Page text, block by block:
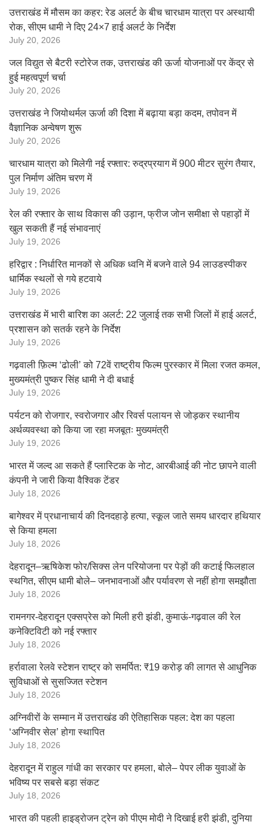
उत्तराखंड में मौसम का कहर: रेड अलर्ट के बीच चारधाम यात्रा पर अस्थायी
रोक, सीएम धामी ने दिए 24×7 हाई अलर्ट के निर्देश
July 20, 2026
जल विद्युत से बैटरी स्टोरेज तक, उत्तराखंड की ऊर्जा योजनाओं पर केंद्र से
हुई महत्वपूर्ण चर्चा
July 20, 2026
उत्तराखंड ने जियोथर्मल ऊर्जा की दिशा में बढ़ाया बड़ा कदम, तपोवन में
वैज्ञानिक अन्वेषण शुरू
July 20, 2026
चारधाम यात्रा को मिलेगी नई रफ्तार: रुद्रप्रयाग में 900 मीटर सुरंग तैयार,
पुल निर्माण अंतिम चरण में
July 19, 2026
रेल की रफ्तार के साथ विकास की उड़ान, फ्रीज जोन समीक्षा से पहाड़ों में
खुल सकती हैं नई संभावनाएं
July 19, 2026
हरिद्वार : निर्धारित मानकों से अधिक ध्वनि में बजने वाले 94 लाउडस्पीकर
धार्मिक स्थलों से गये हटवाये
July 19, 2026
उत्तराखंड में भारी बारिश का अलर्ट: 22 जुलाई तक सभी जिलों में हाई अलर्ट,
प्रशासन को सतर्क रहने के निर्देश
July 19, 2026
गढ़वाली फ़िल्म ‘ढोली’ को 72वें राष्ट्रीय फिल्म पुरस्कार में मिला रजत कमल,
मुख्यमंत्री पुष्कर सिंह धामी ने दी बधाई
July 19, 2026
पर्यटन को रोजगार, स्वरोजगार और रिवर्स पलायन से जोड़कर स्थानीय
अर्थव्यवस्था को किया जा रहा मजबूतः मुख्यमंत्री
July 19, 2026
भारत में जल्द आ सकते हैं प्लास्टिक के नोट, आरबीआई की नोट छापने वाली
कंपनी ने जारी किया वैश्विक टेंडर
July 18, 2026
बागेश्वर में प्रधानाचार्य की दिनदहाड़े हत्या, स्कूल जाते समय धारदार हथियार
से किया हमला
July 18, 2026
देहरादून–ऋषिकेश फोर/सिक्स लेन परियोजना पर पेड़ों की कटाई फिलहाल
स्थगित, सीएम धामी बोले– जनभावनाओं और पर्यावरण से नहीं होगा समझौता
July 18, 2026
रामनगर-देहरादून एक्सप्रेस को मिली हरी झंडी, कुमाऊं-गढ़वाल की रेल
कनेक्टिविटी को नई रफ्तार
July 18, 2026
हर्रावाला रेलवे स्टेशन राष्ट्र को समर्पित: ₹19 करोड़ की लागत से आधुनिक
सुविधाओं से सुसज्जित स्टेशन
July 18, 2026
अग्निवीरों के सम्मान में उत्तराखंड की ऐतिहासिक पहल: देश का पहला
‘अग्निवीर सेल’ होगा स्थापित
July 18, 2026
देहरादून में राहुल गांधी का सरकार पर हमला, बोले– पेपर लीक युवाओं के
भविष्य पर सबसे बड़ा संकट
July 18, 2026
भारत की पहली हाइड्रोजन ट्रेन को पीएम मोदी ने दिखाई हरी झंडी, दुनिया